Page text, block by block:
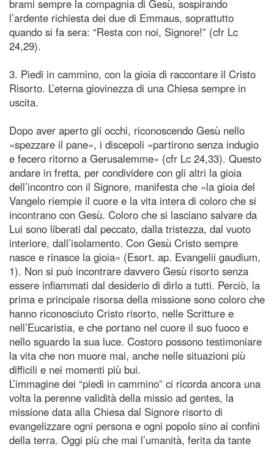
brami sempre la compagnia di Gesù, sospirando
l’ardente richiesta dei due di Emmaus, soprattutto
quando si fa sera: “Resta con noi, Signore!” (cfr Lc
24,29).
3. Piedi in cammino, con la gioia di raccontare il Cristo
Risorto. L’eterna giovinezza di una Chiesa sempre in
uscita.
Dopo aver aperto gli occhi, riconoscendo Gesù nello
«spezzare il pane», i discepoli «partirono senza indugio
e fecero ritorno a Gerusalemme» (cfr Lc 24,33). Questo
andare in fretta, per condividere con gli altri la gioia
dell’incontro con il Signore, manifesta che «la gioia del
Vangelo riempie il cuore e la vita intera di coloro che si
incontrano con Gesù. Coloro che si lasciano salvare da
Lui sono liberati dal peccato, dalla tristezza, dal vuoto
interiore, dall’isolamento. Con Gesù Cristo sempre
nasce e rinasce la gioia» (Esort. ap. Evangelii gaudium,
1). Non si può incontrare davvero Gesù risorto senza
essere infiammati dal desiderio di dirlo a tutti. Perciò, la
prima e principale risorsa della missione sono coloro che
hanno riconosciuto Cristo risorto, nelle Scritture e
nell’Eucaristia, e che portano nel cuore il suo fuoco e
nello sguardo la sua luce. Costoro possono testimoniare
la vita che non muore mai, anche nelle situazioni più
difficili e nei momenti più bui.
L’immagine dei “piedi in cammino” ci ricorda ancora una
volta la perenne validità della missio ad gentes, la
missione data alla Chiesa dal Signore risorto di
evangelizzare ogni persona e ogni popolo sino ai confini
della terra. Oggi più che mai l’umanità, ferita da tante